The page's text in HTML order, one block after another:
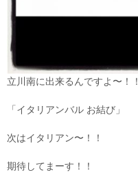
立川南に出来るんですよ〜！！
「イタリアンバル お結び」
次はイタリアン〜！！
期待してまーす！！